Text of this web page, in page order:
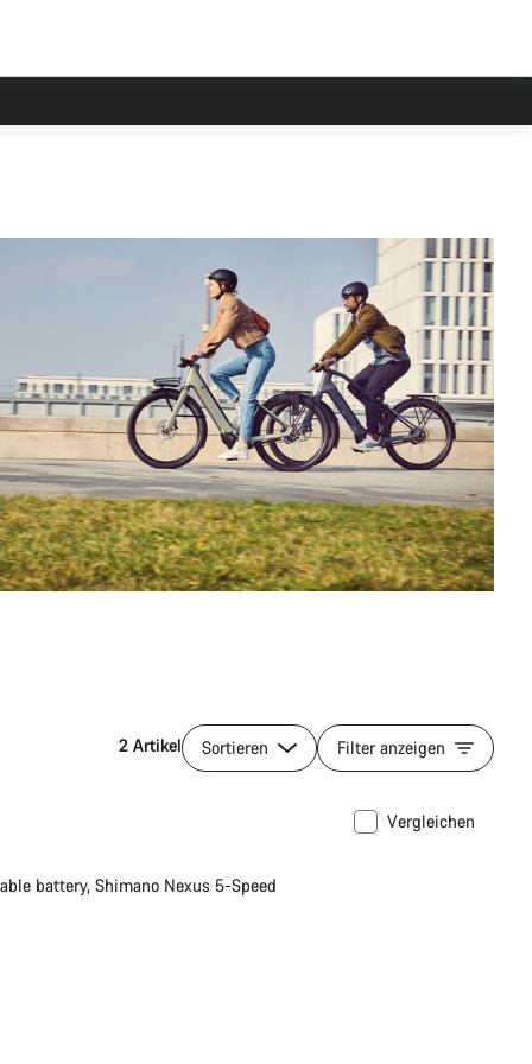
2 Artikel Sortieren Filter anzeigen
Vergleichen
battery, Shimano Nexus 5-Speed